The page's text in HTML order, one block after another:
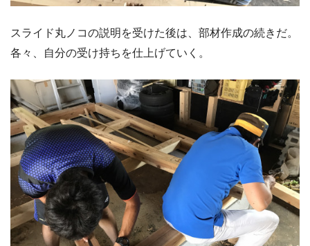
スライド丸ノコの説明を受けた後は、部材作成の続きだ。
各々、自分の受け持ちを仕上げていく。